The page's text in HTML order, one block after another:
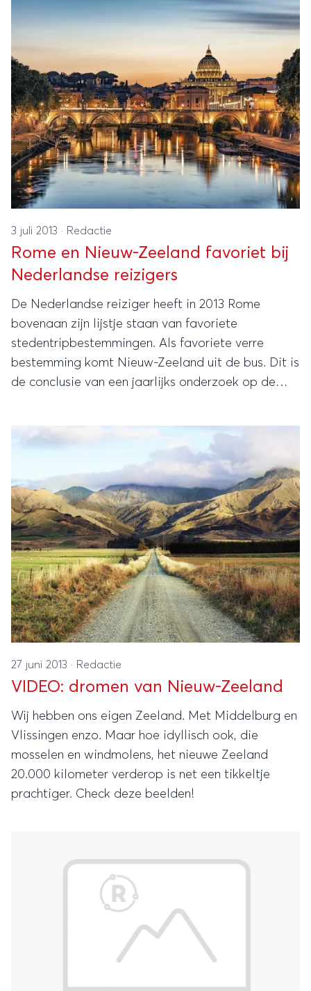
3 juli 2013 · Redactie
Rome en Nieuw-Zeeland favoriet bij
Nederlandse reizigers
De Nederlandse reiziger heeft in 2013 Rome
bovenaan zijn lijstje staan van favoriete
stedentripbestemmingen. Als favoriete verre
bestemming komt Nieuw-Zeeland uit de bus. Dit is
de conclusie van een jaarlijks onderzoek op de
27 juni 2013 · Redactie
VIDEO: dromen van Nieuw-Zeeland
Wij hebben ons eigen Zeeland. Met Middelburg en
Vlissingen enzo. Maar hoe idyllisch ook, die
mosselen en windmolens, het nieuwe Zeeland
20.000 kilometer verderop is net een tikkeltje
prachtiger. Check deze beelden!